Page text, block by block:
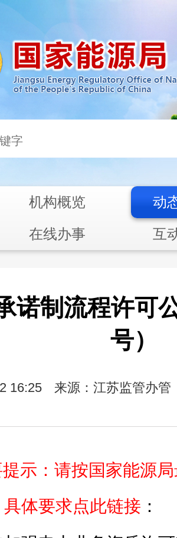
机构概览
动
在线办事
互
诺制流程许可
号）
16:25
来源：江苏监管办管
示： 请按国家能源
体要求点此链接 ：